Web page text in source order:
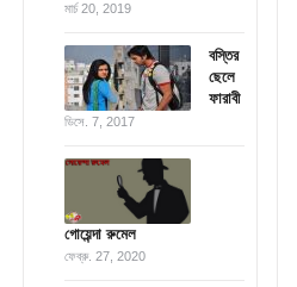
মার্চ 20, 2019
বস্তির
ছেলে
ফারাবী
ডিসে. 7, 2017
গোয়েন্দা রুমেল
ফেব্রু. 27, 2020